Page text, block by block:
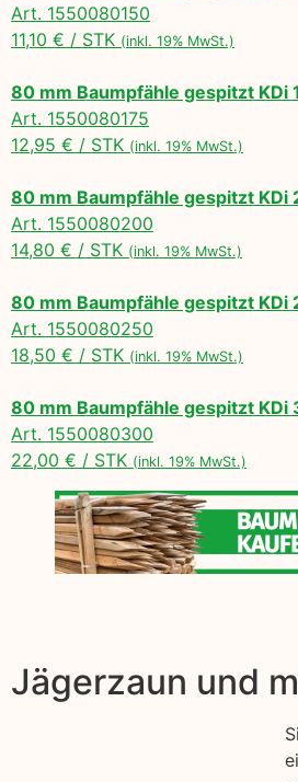
Art. 1550080150
11,10 € / STK (inkl. 19% MwSt.)
80 mm Baumpfähle gespitzt KDi
Art. 1550080175
12,95 € / STK (inkl. 19% MwSt.)
80 mm Baumpfähle gespitzt KDi
Art. 1550080200
14,80 € / STK (inkl. 19% MwSt.)
80 mm Baumpfähle gespitzt KDi
Art. 1550080250
18,50 € / STK (inkl. 19% MwSt.)
80 mm Baumpfähle gespitzt KDi
Art. 1550080300
22,00 € / STK (inkl. 19% MwSt.)
Jägerzaun und